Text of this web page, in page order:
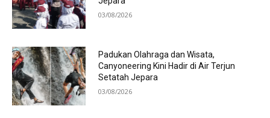
03/08/2026
Padukan Olahraga dan Wisata,
Canyoneering Kini Hadir di Air Terjun
Setatah Jepara
03/08/2026